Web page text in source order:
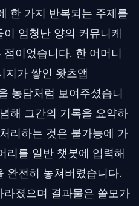
한 가지 반복되는 주제를
엄청난 양의 커뮤니케
이었습니다. 한 어머니
지가 쌓인 왓츠앱
농담처럼 보여주셨습니
해 그간의 기록을 요약하
리하는 것은 불가능에 가
리를 일반 챗봇에 입력해
완전히 놓쳐버렸습니다.
졌으며 결과물은 쓸모가